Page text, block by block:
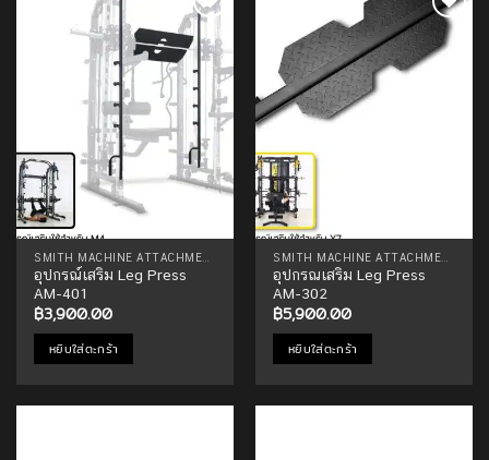
Add to
Wishlist
อุปกรณ์เสริม Leg Press
AM-401
฿3,900.00
หยิบใส่ตะกร้า
Add to
Wishlist
อุปกรณเสริม Leg Press
AM-302
฿5,900.00
หยิบใส่ตะกร้า